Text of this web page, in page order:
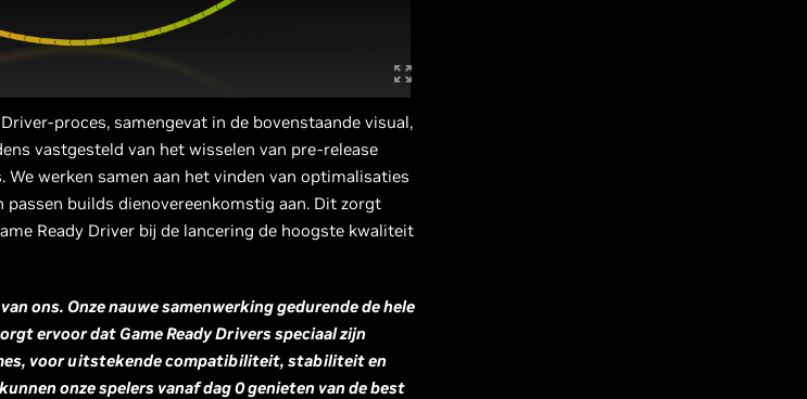
proces, samengevat in de bovenstaande visual,
vastgesteld van het wisselen van pre-release
werken samen aan het vinden van optimalisaties
passen builds dienovereenkomstig aan. Dit zorgt
Ready Driver bij de lancering de hoogste kwaliteit
ons. Onze nauwe samenwerking gedurende de hele
ervoor dat Game Ready Drivers speciaal zijn
voor uitstekende compatibiliteit, stabiliteit en
onze spelers vanaf dag 0 genieten van de best